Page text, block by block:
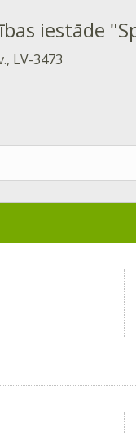
iestāde
LV-3473